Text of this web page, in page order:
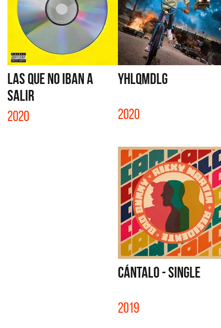
LAS QUE NO IBAN A
SALIR
2020
YHLQMDLG
2020
CÁNTALO - SINGLE
2019